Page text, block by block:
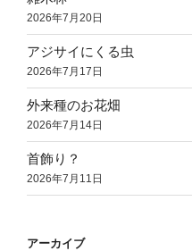
2026年7月20日
アジサイにくる虫
2026年7月17日
外来種のお花畑
2026年7月14日
首飾り？
2026年7月11日
アーカイブ